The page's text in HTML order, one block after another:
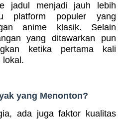
jadul menjadi jauh lebih
platform populer yang
anime klasik. Selain
yang ditawarkan pun
ketika pertama kali
lokal.
yang Menonton?
ada juga faktor kualitas